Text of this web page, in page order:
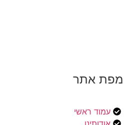
מפת אתר
עמוד ראשי